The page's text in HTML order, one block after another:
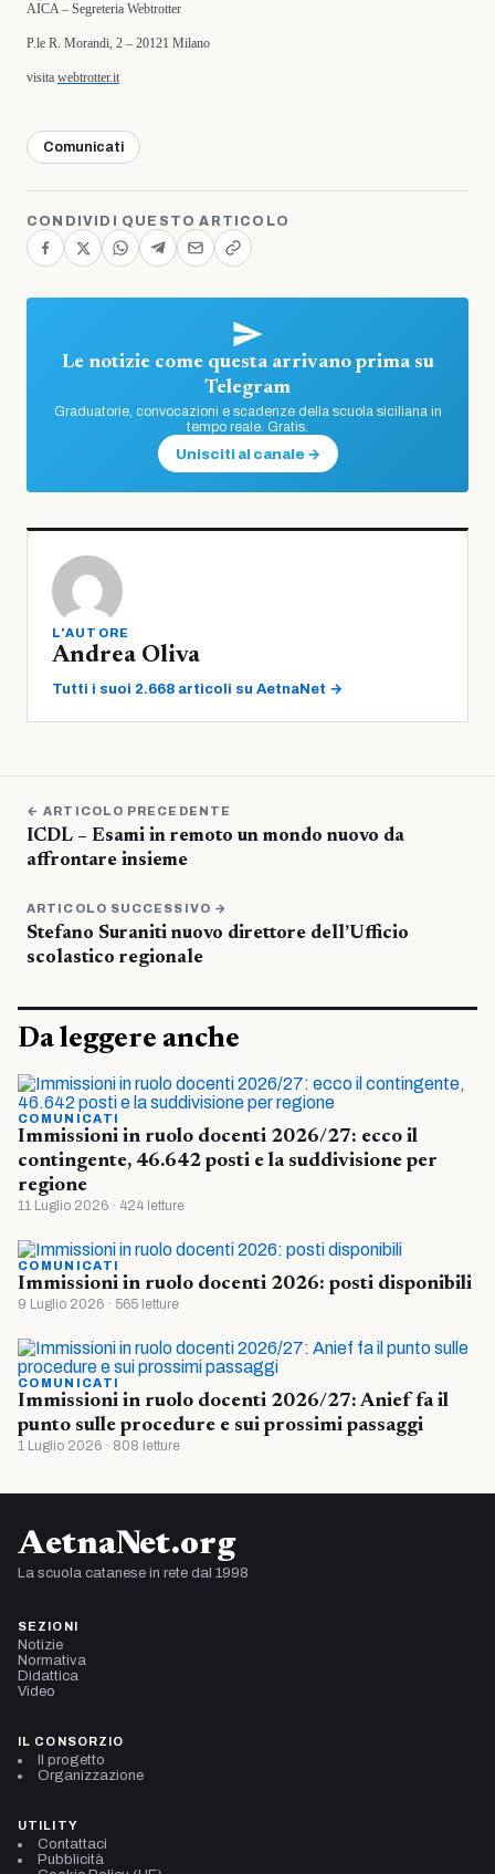
AICA – Segreteria Webtrotter
P.le R. Morandi, 2 – 20121 Milano
visita webtrotter.it
Comunicati
CONDIVIDI QUESTO ARTICOLO
Le notizie come questa arrivano prima su
Telegram
Graduatorie, convocazioni e scadenze della scuola siciliana in
tempo reale. Gratis.
Unisciti al canale →
L'AUTORE
Andrea Oliva
Tutti i suoi 2.668 articoli su AetnaNet →
← ARTICOLO PRECEDENTE
ICDL – Esami in remoto un mondo nuovo da
affrontare insieme
ARTICOLO SUCCESSIVO →
Stefano Suraniti nuovo direttore dell’Ufficio
scolastico regionale
Da leggere anche
COMUNICATI
Immissioni in ruolo docenti 2026/27: ecco il
contingente, 46.642 posti e la suddivisione per
regione
11 Luglio 2026 · 424 letture
COMUNICATI
Immissioni in ruolo docenti 2026: posti disponibili
9 Luglio 2026 · 565 letture
COMUNICATI
Immissioni in ruolo docenti 2026/27: Anief fa il
punto sulle procedure e sui prossimi passaggi
1 Luglio 2026 · 808 letture
AetnaNet.org
La scuola catanese in rete dal 1998
SEZIONI
Notizie
Normativa
Didattica
Video
IL CONSORZIO
Il progetto
Organizzazione
UTILITY
Contattaci
Pubblicità